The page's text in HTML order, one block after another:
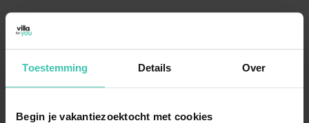
Toestemming Details Over
Begin je vakantiezoektocht met cookies
Wie finde ich das passende Ferienhaus für
meinen Urlaub in Loubejac?
Nutzen Sie unsere
Garten oder einer bestimmten Personenanzahl zu